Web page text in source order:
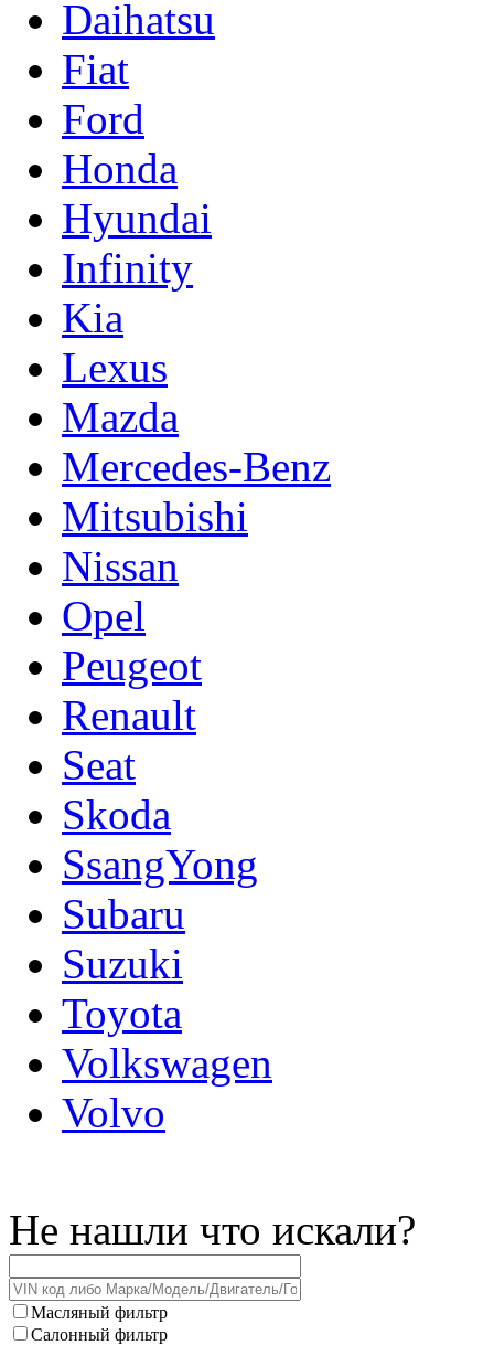
Daihatsu
Fiat
Ford
Honda
Hyundai
Infinity
Kia
Lexus
Mazda
Mercedes-Benz
Mitsubishi
Nissan
Opel
Peugeot
Renault
Seat
Skoda
SsangYong
Subaru
Suzuki
Toyota
Volkswagen
Volvo
Не нашли что искали?
Масляный фильтр
Салонный фильтр